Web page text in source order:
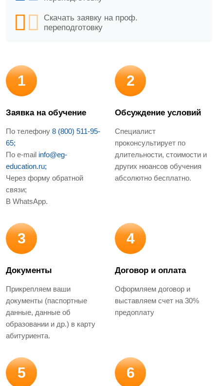
Скачать заявку на проф.
переподготовку
1
Заявка на обучение
По телефону 8 (800) 511-95-
65;
По e-mail info@eg-
education.ru;
Через форму обратной
связи;
В WhatsApp.
2
Обсуждение условий
Специалист
проконсультирует по
длительности, стоимости и
других нюансов обучения
абсолютно бесплатно.
3
Документы
Прикрепляем ваши
документы (паспортные
данные, данные об
образовании и др.) в карту
абитуриента.
4
Договор и оплата
Оформляем договор и
выставляем счет на 30%
предоплату
5 6